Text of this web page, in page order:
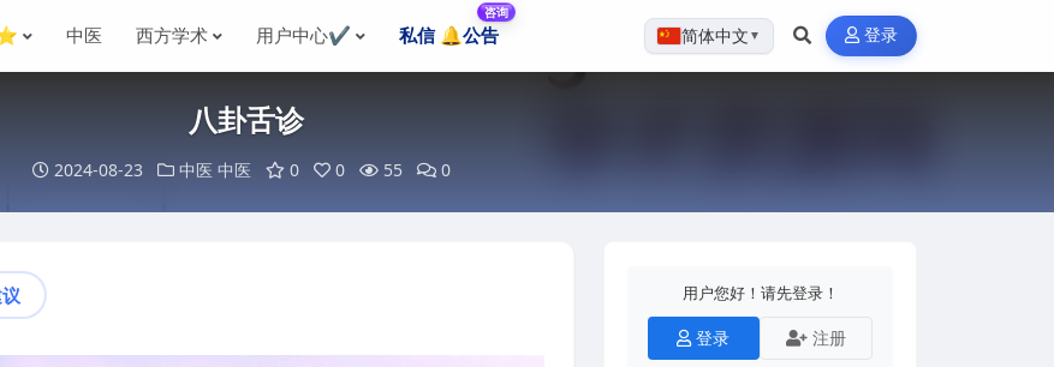
中医 西方学术 用户中心✔️ 私信 🔔公告
咨询
简体中文 ▼ 登录
八卦舌诊
2024-08-23 中医 中医 0 0 55 0
用户您好！请先登录！
登录 注册